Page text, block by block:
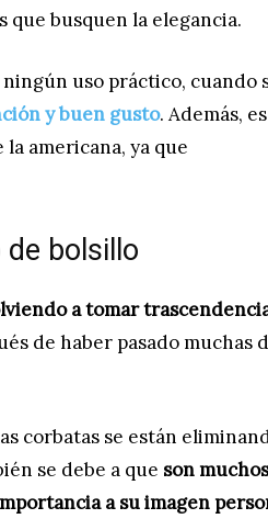
busquen la elegancia.
uso práctico, cuando
y buen gusto. Además,
americana, ya que
bolsillo
a tomar
de haber pasado muchas
corbatas se están
se debe a que son
a su imagen